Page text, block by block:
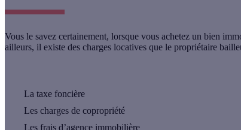
Vous le savez certainement, lorsque vous achetez un bien
ailleurs, il existe des charges locatives que le propriétaire
La taxe foncière
Les charges de copropriété
Les frais d’agence immobilière